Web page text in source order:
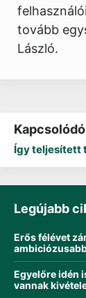
tovább
László.
Így teljesített
Legújabb
Erős félévet
Egyelőre idén
vannak